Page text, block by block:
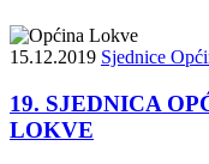
15.12.2019 Sjednice
19. SJEDNICA
LOKVE